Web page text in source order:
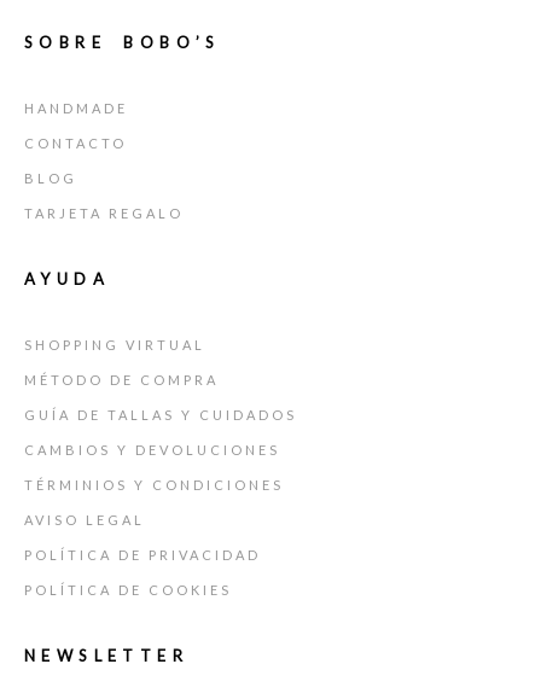
SOBRE BOBO’S
HANDMADE
CONTACTO
BLOG
TARJETA REGALO
AYUDA
SHOPPING VIRTUAL
MÉTODO DE COMPRA
GUÍA DE TALLAS Y CUIDADOS
CAMBIOS Y DEVOLUCIONES
TÉRMINIOS Y CONDICIONES
AVISO LEGAL
POLÍTICA DE PRIVACIDAD
POLÍTICA DE COOKIES
NEWSLETTER